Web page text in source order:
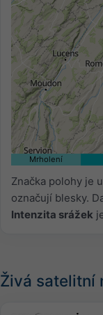
Mrholení
Značka polohy je
označují blesky.
Intenzita srážek
Živá satelitní